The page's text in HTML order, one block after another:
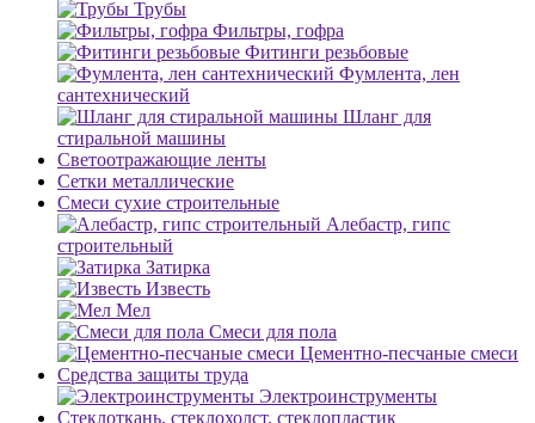
Трубы
Фильтры, гофра
Фитинги резьбовые
Фумлента, лен
сантехнический
Шланг для
стиральной машины
Светоотражающие ленты
Сетки металлические
Смеси сухие строительные
Алебастр, гипс
строительный
Затирка
Известь
Мел
Смеси для пола
Цементно-песчаные смеси
Средства защиты труда
Электроинструменты
Стеклоткань, стеклохолст, стеклопластик